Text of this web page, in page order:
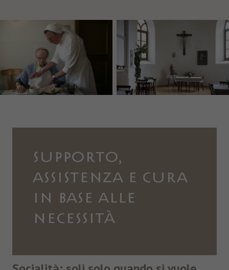
SUPPORTO,
ASSISTENZA E CURA
IN BASE ALLE
NECESSITÀ